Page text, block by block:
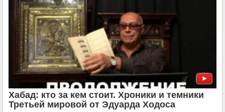
Хабад: кто за кем стоит. Хроники и темники
Третьей мировой от Эдуарда Ходоса